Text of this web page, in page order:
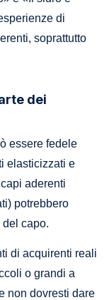
di
soprattutto
dei
essere fedele
elasticizzati e
aderenti
potrebbero
capo.
di acquirenti reali
o grandi a
non dovresti dare